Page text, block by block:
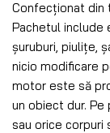
Confecționat din
Pachetul include
șuruburi, piulițe,
nicio modificare
motor este să
un obiect dur. Pe
sau orice corpuri